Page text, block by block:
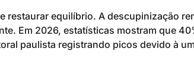
restaurar equilíbrio. A descupinização
Em 2026, estatísticas mostram que
paulista registrando picos devido à